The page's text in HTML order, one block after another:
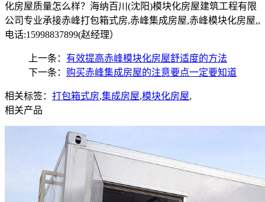
化房屋质量怎么样？海纳百川(沈阳)模块化房屋建筑工程有限
公司专业承接赤峰打包箱式房,赤峰集成房屋,赤峰模块化房屋,,
电话:15998837899(赵经理）
上一条： 有效提高赤峰模块化房屋舒适度的方法
下一条： 购买赤峰集成房屋的注意要点一定要知道
相关标签： 打包箱式房,集成房屋,模块化房屋,
相关产品